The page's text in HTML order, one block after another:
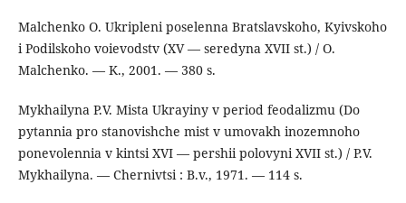
Malchenko O. Ukripleni poselenna Bratslavskoho, Kyivskoho
i Podilskoho voievodstv (XV — seredyna XVII st.) / O.
Malchenko. — K., 2001. — 380 s.
Mykhailyna P.V. Mista Ukrayiny v period feodalizmu (Do
pytannia pro stanovishche mist v umovakh inozemnoho
ponevolennia v kintsi XVI — pershii polovyni XVII st.) / P.V.
Mykhailyna. — Chernivtsi : B.v., 1971. — 114 s.